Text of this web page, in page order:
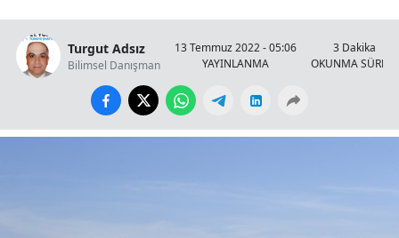
Turgut Adsız
Bilimsel Danışman
13 Temmuz 2022 - 05:06
YAYINLANMA
3 Dakika
OKUNMA SÜRESİ